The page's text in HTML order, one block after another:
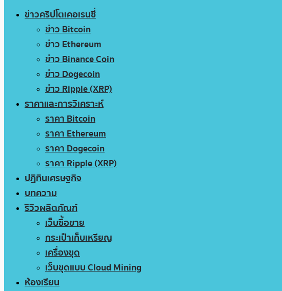
ข่าวคริปโตเคอเรนซี่
ข่าว Bitcoin
ข่าว Ethereum
ข่าว Binance Coin
ข่าว Dogecoin
ข่าว Ripple (XRP)
ราคาและการวิเคราะห์
ราคา Bitcoin
ราคา Ethereum
ราคา Dogecoin
ราคา Ripple (XRP)
ปฏิทินเศรษฐกิจ
บทความ
รีวิวผลิตภัณฑ์
เว็บซื้อขาย
กระเป๋าเก็บเหรียญ
เครื่องขุด
เว็บขุดแบบ Cloud Mining
ห้องเรียน